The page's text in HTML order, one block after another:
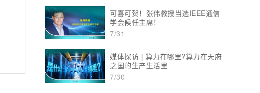
可喜可贺！张伟教授当选IEEE通信
学会候任主席！
7/31
媒体探访 | 算力在哪里?算力在天府
之国的生产生活里
7/30